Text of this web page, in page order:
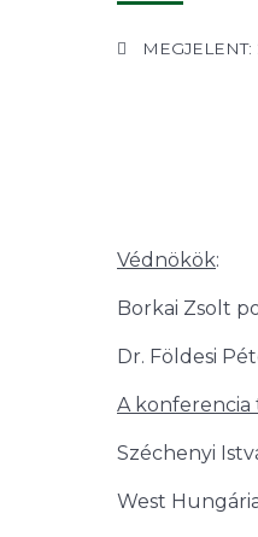
Védnökök:
Borkai Zsolt
Dr. Földesi
A konferencia
Széchenyi
West